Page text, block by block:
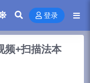
登录
频+扫描法本